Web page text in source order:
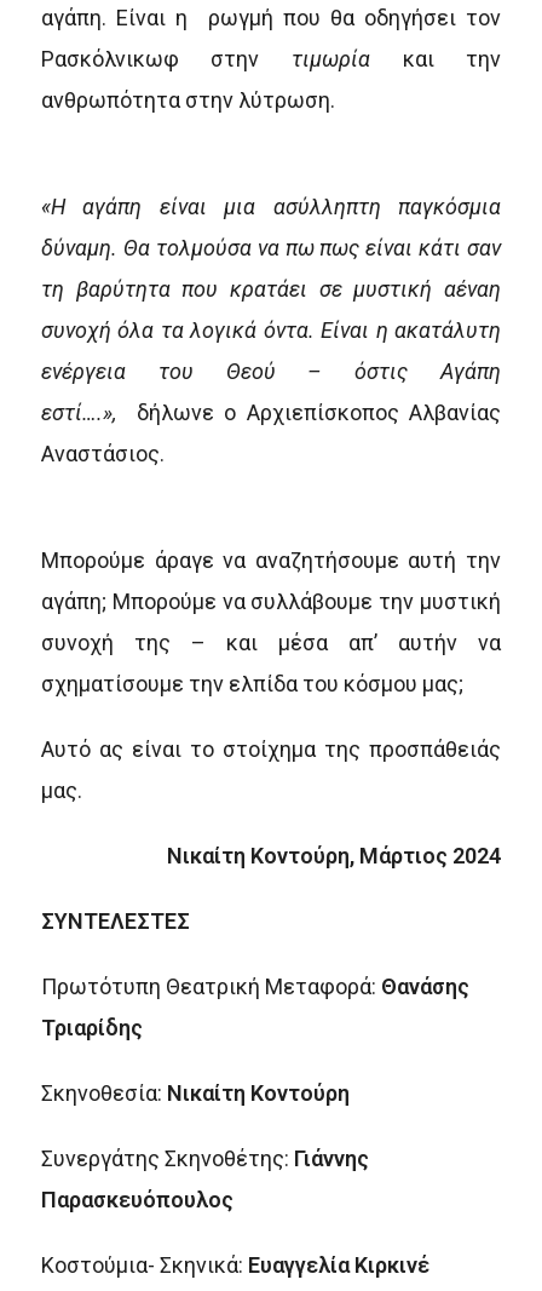
αγάπη. Είναι η ρωγμή που θα οδηγήσει τον
Ρασκόλνικωφ στην τιμωρία και την
ανθρωπότητα στην λύτρωση.
«Η αγάπη είναι μια ασύλληπτη παγκόσμια
δύναμη. Θα τολμούσα να πω πως είναι κάτι σαν
τη βαρύτητα που κρατάει σε μυστική αέναη
συνοχή όλα τα λογικά όντα. Είναι η ακατάλυτη
ενέργεια του Θεού – όστις Αγάπη
εστί….»,
δήλωνε ο Αρχιεπίσκοπος Αλβανίας
Αναστάσιος.
Μπορούμε άραγε να αναζητήσουμε αυτή την
αγάπη; Μπορούμε να συλλάβουμε την μυστική
συνοχή της – και μέσα απ’ αυτήν να
σχηματίσουμε την ελπίδα του κόσμου μας;
Αυτό ας είναι το στοίχημα της προσπάθειάς
μας.
Νικαίτη Κοντούρη, Μάρτιος 2024
ΣΥΝΤΕΛΕΣΤΕΣ
Πρωτότυπη Θεατρική Μεταφορά: Θανάσης
Τριαρίδης
Σκηνοθεσία: Νικαίτη Κοντούρη
Συνεργάτης Σκηνοθέτης: Γιάννης
Παρασκευόπουλος
Κοστούμια- Σκηνικά: Ευαγγελία Κιρκινέ